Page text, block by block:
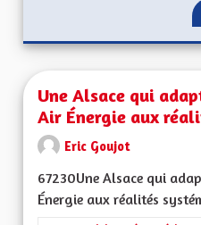
Une Alsace qui
Air Énergie aux
Eric Goujot
67230Une Alsace qui
Énergie aux réalités